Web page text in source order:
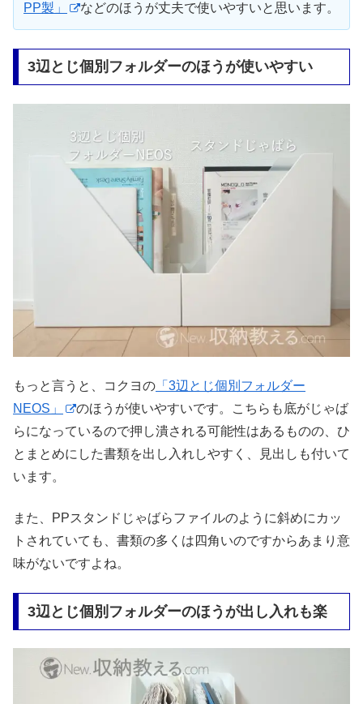
PP製」
などのほうが丈夫で使いやすいと思います。
3辺とじ個別フォルダーのほうが使いやすい
もっと言うと、コクヨの 「3辺とじ個別フォルダー
NEOS」
のほうが使いやすいです。こちらも底がじゃば
らになっているので押し潰される可能性はあるものの、ひ
とまとめにした書類を出し入れしやすく、見出しも付いて
います。
また、PPスタンドじゃばらファイルのように斜めにカッ
トされていても、書類の多くは四角いのですからあまり意
味がないですよね。
3辺とじ個別フォルダーのほうが出し入れも楽